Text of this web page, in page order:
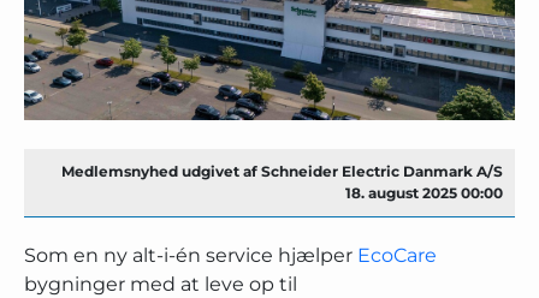
Medlemsnyhed udgivet af Schneider Electric Danmark A/S
18. august 2025 00:00
Som en ny alt-i-én service hjælper EcoCare
bygninger med at leve op til